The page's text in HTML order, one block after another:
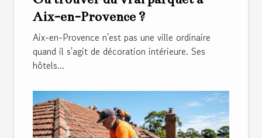
Aix-en-Provence ?
Aix-en-Provence n'est pas une ville ordinaire
quand il s'agit de décoration intérieure. Ses
hôtels...